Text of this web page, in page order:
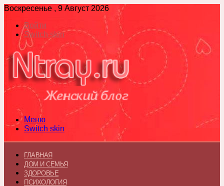
Воскресенье , 9 Август 2026
Войти
Switch skin
Меню
Switch skin
ГЛАВНАЯ
ДОМ И СЕМЬЯ
ЗДОРОВЬЕ
ПСИХОЛОГИЯ